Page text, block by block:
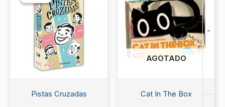
-
Debesacceder para publicar una valoración.
Pistas Cruzadas
era:
$16.990.
es:
$13.990.
AGOTADO
Cat In The Box